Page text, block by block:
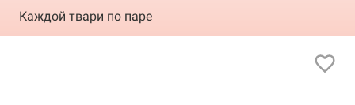
Каждой твари по паре